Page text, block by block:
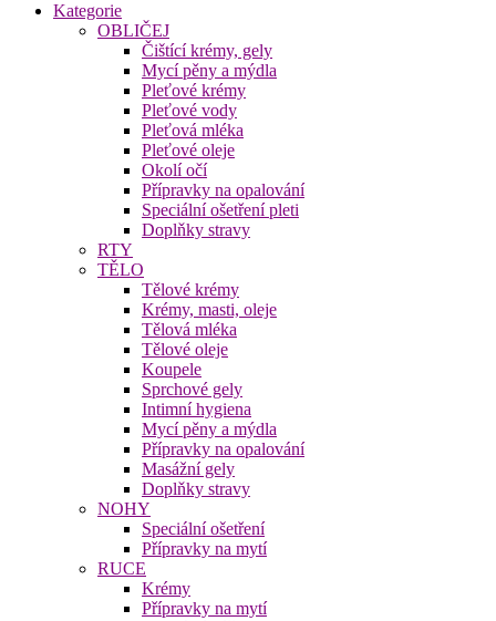
Kategorie
OBLIČEJ
Čištící krémy, gely
Mycí pěny a mýdla
Pleťové krémy
Pleťové vody
Pleťová mléka
Pleťové oleje
Okolí očí
Přípravky na opalování
Speciální ošetření pleti
Doplňky stravy
RTY
TĚLO
Tělové krémy
Krémy, masti, oleje
Tělová mléka
Tělové oleje
Koupele
Sprchové gely
Intimní hygiena
Mycí pěny a mýdla
Přípravky na opalování
Masážní gely
Doplňky stravy
NOHY
Speciální ošetření
Přípravky na mytí
RUCE
Krémy
Přípravky na mytí